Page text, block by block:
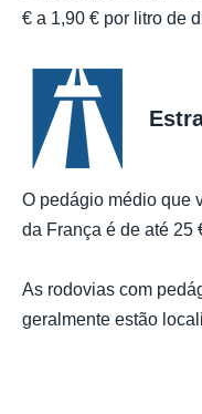
€ a 1,90 € por litro de
O pedágio médio que
da França é de até 25
As rodovias com
geralmente estão